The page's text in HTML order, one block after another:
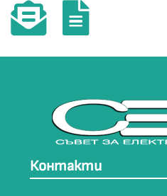
Контакти